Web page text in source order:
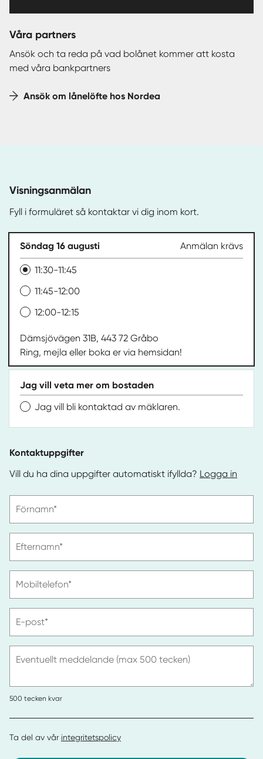
Våra partners
Ansök och ta reda på vad bolånet kommer att kosta
med våra bankpartners
Ansök om lånelöfte hos Nordea
Visningsanmälan
Fyll i formuläret så kontaktar vi dig inom kort.
Söndag 16 augusti Anmälan krävs
11:30-11:45
11:45-12:00
12:00-12:15
Dämsjövägen 31B, 443 72 Gråbo
Ring, mejla eller boka er via hemsidan!
Jag vill veta mer om bostaden
Jag vill bli kontaktad av mäklaren.
Kontaktuppgifter
Vill du ha dina uppgifter automatiskt ifyllda? Logga in
ange
Förnamn*
ange
Efternamn*
ange
Mobiltelefon*
ange
post
E-post*
Eventuellt meddelande (max 500 tecken)
500 tecken kvar
Ta del av vår integritetspolicy